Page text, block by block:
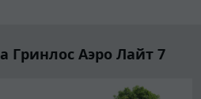
Гринлос Аэро Лайт 7